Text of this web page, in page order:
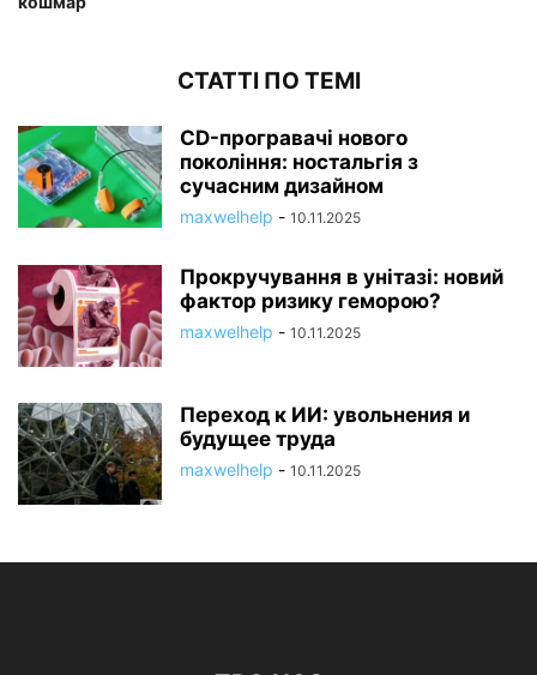
СТАТТІ ПО ТЕМІ
CD-програвачі нового
покоління: ностальгія з
сучасним дизайном
maxwelhelp - 10.11.2025
Прокручування в унітазі: новий
фактор ризику геморою?
maxwelhelp - 10.11.2025
Переход к ИИ: увольнения и
будущее труда
maxwelhelp - 10.11.2025